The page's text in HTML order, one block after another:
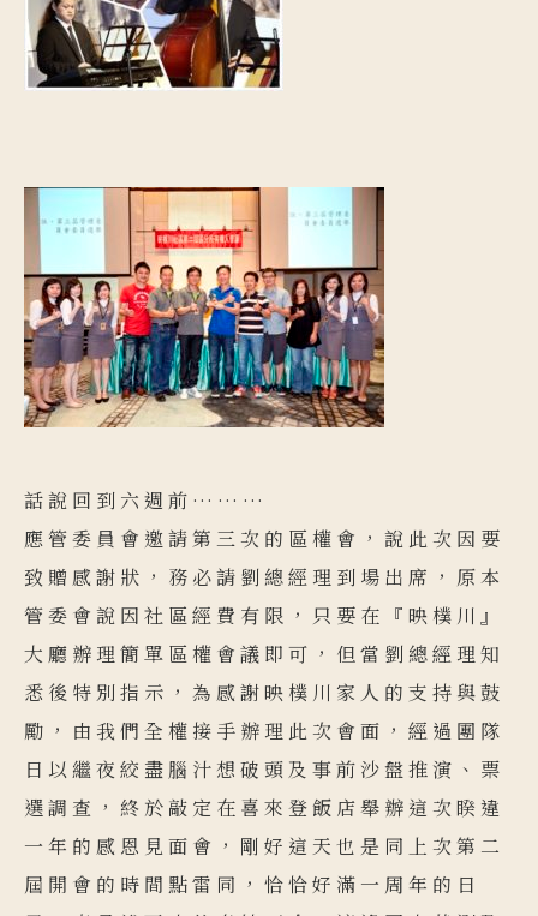
話說回到六週前………
應管委員會邀請第三次的區權會，說此次因要
致贈感謝狀，務必請劉總經理到場出席，原本
管委會說因社區經費有限，只要在『映樸川』
大廳辦理簡單區權會議即可，但當劉總經理知
悉後特別指示，為感謝映樸川家人的支持與鼓
勵，由我們全權接手辦理此次會面，經過團隊
日以繼夜絞盡腦汁想破頭及事前沙盤推演、票
選調查，終於敲定在喜來登飯店舉辦這次睽違
一年的感恩見面會，剛好這天也是同上次第二
屆開會的時間點雷同，恰恰好滿一周年的日